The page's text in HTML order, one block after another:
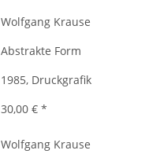
Wolfgang Krause
Abstrakte Form
1985, Druckgrafik
30,00 €*
Wolfgang Krause